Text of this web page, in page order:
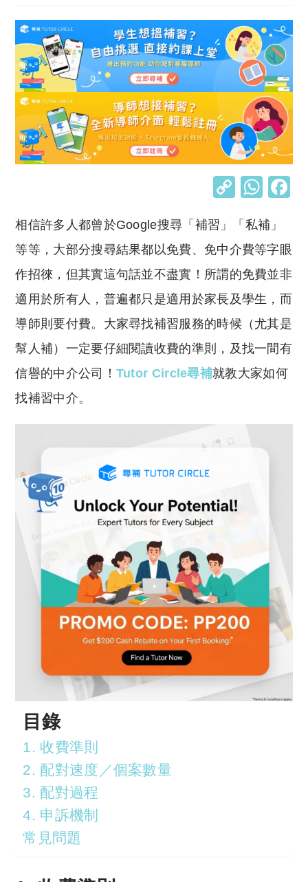
C
p
y
Li
n
k
W
at
s
A
p
p
相信許多人都曾於Google搜尋「補習」「私補」
等等，大部分搜尋結果都以免費、免中介費等字眼
作招徠，但其實這句話並不盡實！所謂的免費並非
適用於所有人，普遍都只是適用於家長及學生，而
導師則要付費。大家尋找補習服務的時候（尤其是
幫人補）一定要仔細閱讀收費的準則，及找一間有
信譽的中介公司！ Tutor Circle尋補就教大家如何
找補習中介。
目錄
1. 收費準則
2. 配對速度／個案數量
3. 配對過程
4. 申訴機制
常見問題